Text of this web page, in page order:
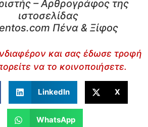
– Αρθρογράφος της
ιστοσελίδας
Πένα & Ξίφος
και σας έδωσε τροφή
να το κοινοποιήσετε.
LinkedIn X
WhatsApp